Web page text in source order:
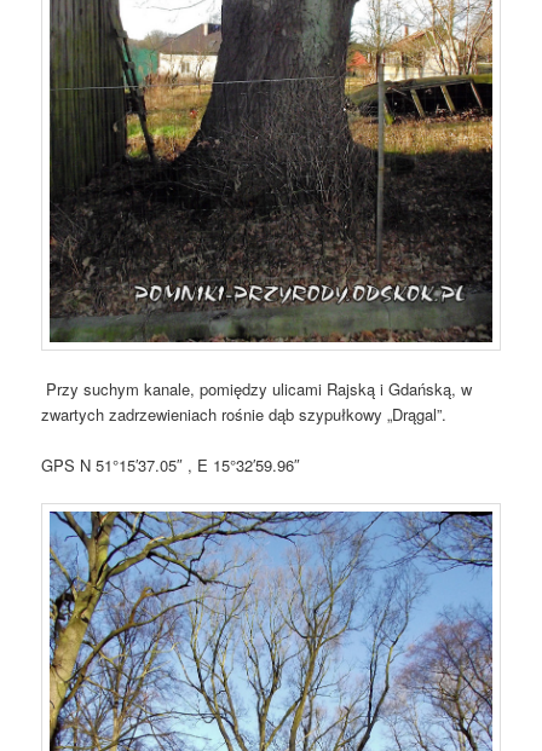
Przy suchym kanale, pomiędzy ulicami Rajską i Gdańską, w
zwartych zadrzewieniach rośnie dąb szypułkowy „Drągal”.
GPS N 51°15′37.05″ , E 15°32′59.96″